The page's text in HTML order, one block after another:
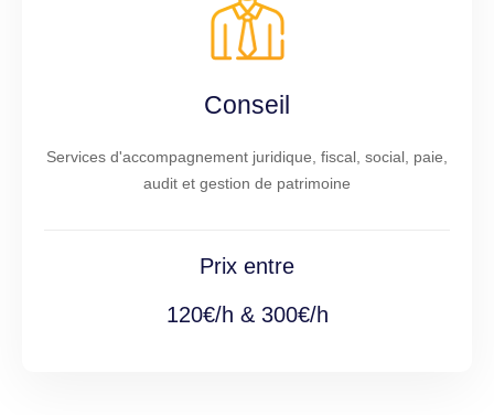
Conseil
Services d'accompagnement juridique, fiscal, social, paie,
audit et gestion de patrimoine
Prix entre
120€/h & 300€/h